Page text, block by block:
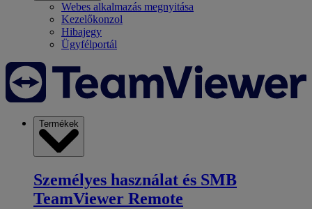
Webes alkalmazás megnyitása
Kezelőkonzol
Hibajegy
Ügyfélportál
Termékek
Személyes használat és SMB
TeamViewer Remote